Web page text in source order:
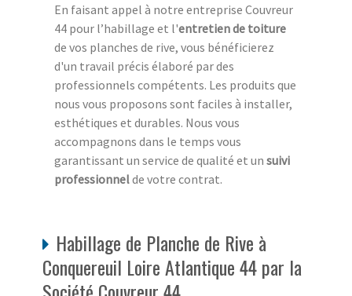
En faisant appel à notre entreprise Couvreur
44 pour l’habillage et l'entretien de toiture
de vos planches de rive, vous bénéficierez
d'un travail précis élaboré par des
professionnels compétents. Les produits que
nous vous proposons sont faciles à installer,
esthétiques et durables. Nous vous
accompagnons dans le temps vous
garantissant un service de qualité et un suivi
professionnelde votre contrat.
Habillage de Planche de Rive à
Conquereuil Loire Atlantique 44 par la